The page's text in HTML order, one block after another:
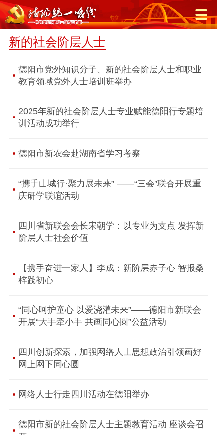
新的社会阶层人士
德阳市党外知识分子、新的社会阶层人士和职业
教育领域党外人士培训班举办
2025年新的社会阶层人士专业赋能德阳行专题培
训活动成功举行
德阳市新农会赴湖南省学习考察
“携手山城行·聚力展未来” ——“三会”联合开展重
庆研学联谊活动
四川省新联会会长宋朝学：以专业为支点 发挥新
阶层人士社会价值
【携手奋进一家人】李成：新阶层赤子心 智报桑
梓践初心
“同心呵护童心 以爱浇灌未来”——德阳市新联会
开展“大手牵小手 共画同心圆”公益活动
四川创新探索，加强网络人士思想政治引领画好
网上网下同心圆
网络人士行走四川活动在德阳举办
德阳市新的社会阶层人士主题教育活动 座谈会召